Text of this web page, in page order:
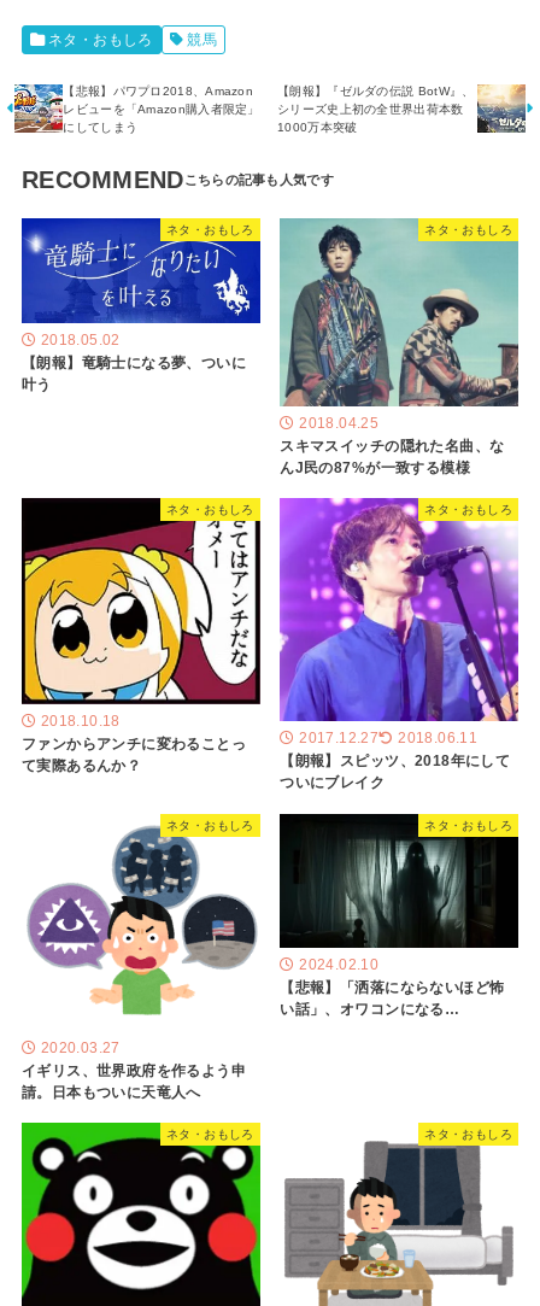
ネタ・おもしろ 競馬
【悲報】パワプロ2018、Amazon
レビューを「Amazon購入者限定」
にしてしまう
【朗報】『ゼルダの伝説 BotW』、
シリーズ史上初の全世界出荷本数
1000万本突破
RECOMMEND
ネタ・おもしろ
2018.05.02
【朗報】竜騎士になる夢、ついに
叶う
ネタ・おもしろ
2018.04.25
スキマスイッチの隠れた名曲、な
んJ民の87%が一致する模様
ネタ・おもしろ
2018.10.18
ファンからアンチに変わることっ
て実際あるんか？
ネタ・おもしろ
2017.12.27 2018.06.11
【朗報】スピッツ、2018年にして
ついにブレイク
ネタ・おもしろ
2020.03.27
イギリス、世界政府を作るよう申
請。日本もついに天竜人へ
ネタ・おもしろ
2024.02.10
【悲報】「洒落にならないほど怖
い話」、オワコンになる…
ネタ・おもしろ ネタ・おもしろ